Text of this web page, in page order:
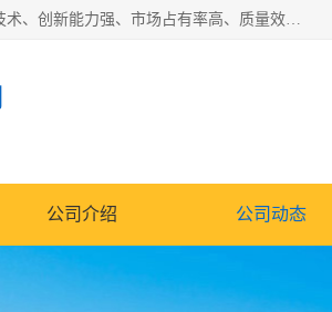
“专精特新”中小企业是指经省工业和信息化厅认定，专注于细分市场、掌握关键核心技术、创新能力强、市场占有率高、质量效益优，在专业化、精细化、特色化、新颖化等方面表现突出的中小企业。
公司介绍 公司动态